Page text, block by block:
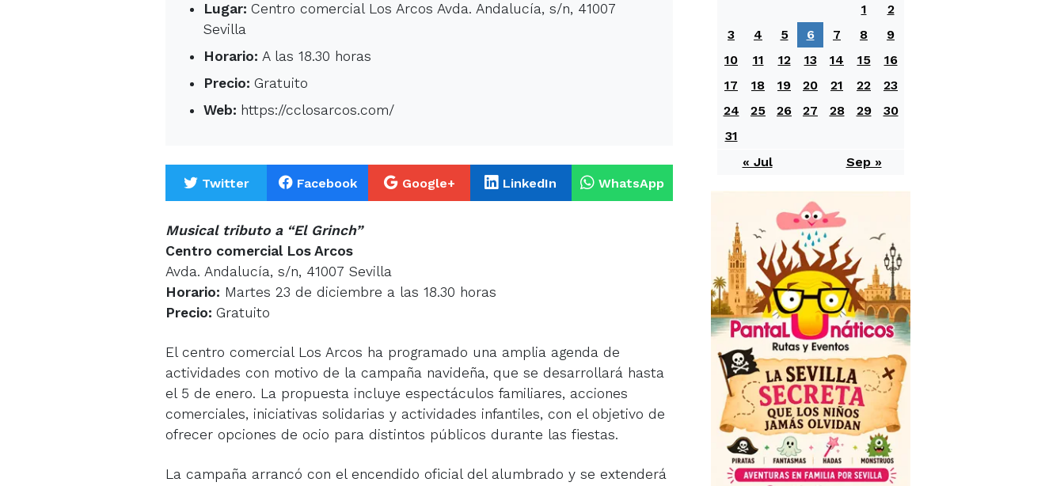
Lugar: Centro comercial Los Arcos Avda. Andalucía, s/n, 41007
Sevilla
Horario: A las 18.30 horas
Precio: Gratuito
Web: https://cclosarcos.com/
Twitter Facebook Google+ LinkedIn WhatsApp
Musical tributo a “El Grinch”
Centro comercial Los Arcos
Avda. Andalucía, s/n, 41007 Sevilla
Horario: Martes 23 de diciembre a las 18.30 horas
Precio: Gratuito
El centro comercial Los Arcos ha programado una amplia agenda de
actividades con motivo de la campaña navideña, que se desarrollará hasta
el 5 de enero. La propuesta incluye espectáculos familiares, acciones
comerciales, iniciativas solidarias y actividades infantiles, con el objetivo de
ofrecer opciones de ocio para distintos públicos durante las fiestas.
La campaña arrancó con el encendido oficial del alumbrado y se extenderá
1
2
3
4 5 6 7 8
9
10
11 12 13 14 15
16
17
18 19 20 21 22
23
24
25 26 27 28 29
30
31
« Jul
Sep »